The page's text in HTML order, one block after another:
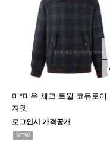
미*미우 체크 트윌 코듀로이
자켓
로그인시 가격공개
NEW